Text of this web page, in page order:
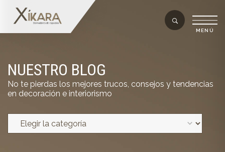
NUESTRO BLOG
No te pierdas los mejores trucos, consejos y tendencias
en decoración e interiorismo